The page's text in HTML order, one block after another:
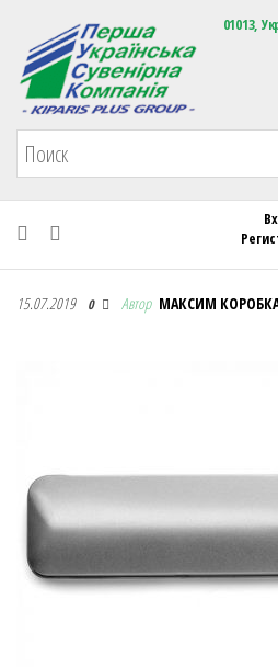
Первая Украинская 01013,
Первая Украинская Сувенирная
15.07.2019 0 Автор МАКСИМ